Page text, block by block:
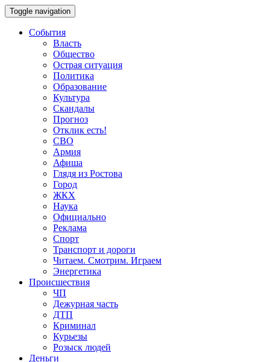
Toggle navigation
События
Власть
Общество
Острая ситуация
Политика
Образование
Культура
Скандалы
Прогноз
Отклик есть!
СВО
Армия
Афиша
Глядя из Ростова
Город
ЖКХ
Наука
Официально
Реклама
Спорт
Транспорт и дороги
Читаем. Смотрим. Играем
Энергетика
Происшествия
ЧП
Дежурная часть
ДТП
Криминал
Курьезы
Розыск людей
Деньги